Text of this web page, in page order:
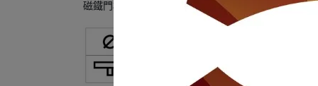
磁鐵門檔